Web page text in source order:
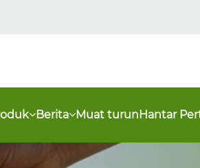
Berita Muat turunHantar